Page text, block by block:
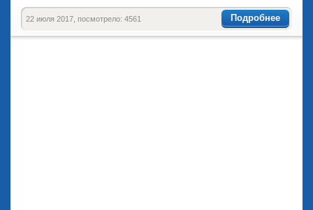
Подробнее
22 июля 2017, посмотрело: 4561